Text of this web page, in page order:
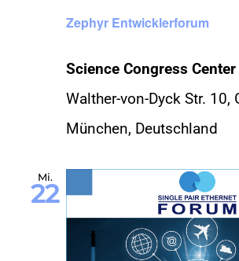
Zephyr Entwicklerforum
Science Congress
Walther-von-Dyck Str. 10,
München, Deutschland
Mi.
22